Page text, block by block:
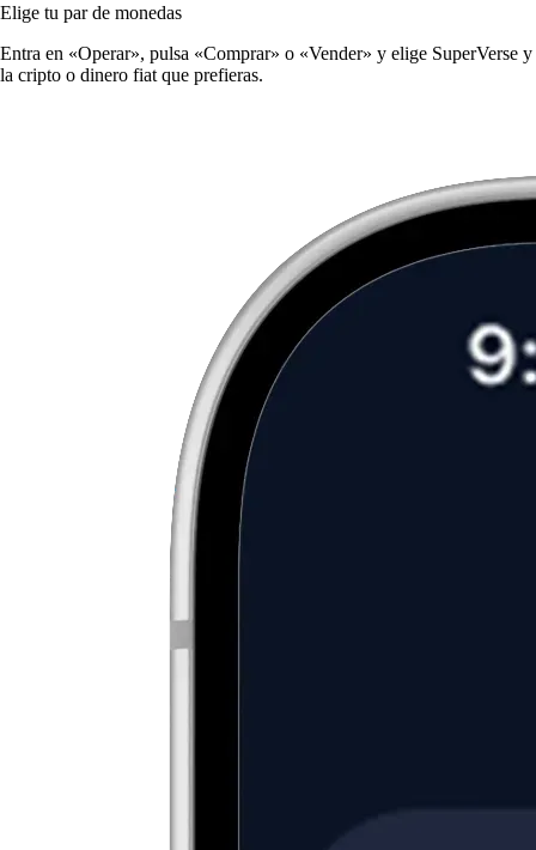
Elige tu par de monedas
Entra en «Operar», pulsa «Comprar» o «Vender» y elige SuperVerse y
la cripto o dinero fiat que prefieras.